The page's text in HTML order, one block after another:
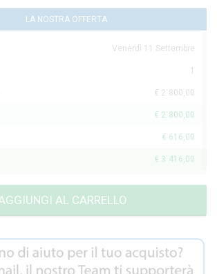
LA NOSTRA OFFERTA
Venerdì 11 Settembre
1
€ 2˙800,00
€ 2˙800,00
€ 616,00
€ 3˙416,00
AL CARRELLO